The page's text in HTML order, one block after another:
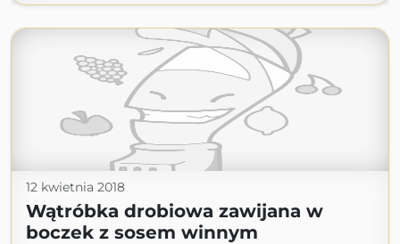
12 kwietnia 2018
Wątróbka drobiowa zawijana w
boczek z sosem winnym